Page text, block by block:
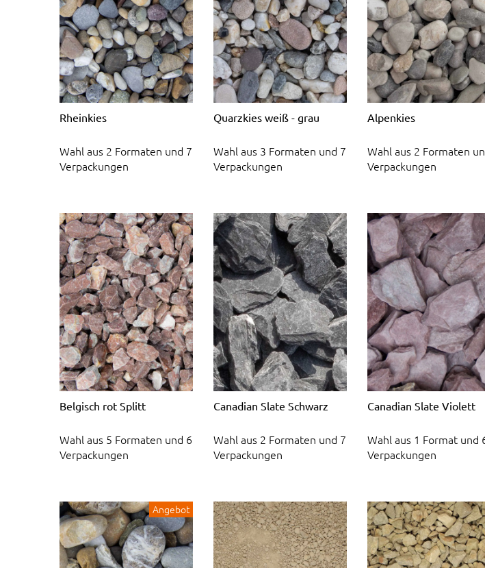
Rheinkies
Wahl aus 2 Formaten und 7
Verpackungen
Quarzkies weiß - grau
Wahl aus 3 Formaten und 7
Verpackungen
Alpenkies
Wahl aus 2 Formaten
Verpackungen
Belgisch rot Splitt
Wahl aus 5 Formaten und 6
Verpackungen
Canadian Slate Schwarz
Wahl aus 2 Formaten und 7
Verpackungen
Canadian Slate Violett
Wahl aus 1 Format und
Verpackungen
Angebot